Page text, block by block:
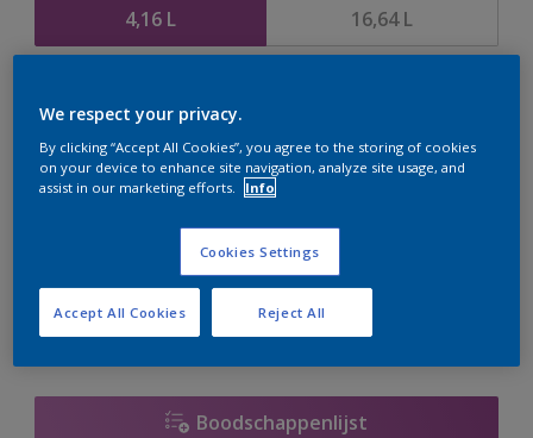
4,16 L 16,64 L
te bestellen. Houd de website in de gaten, we werken
er hard aan om de voorraad aan te vullen.
Boodschappenlijst
We respect your privacy.
By clicking “Accept All Cookies”, you agree to the storing of cookies
on your device to enhance site navigation, analyze site usage, and
assist in our marketing efforts.
Info
Cookies Settings
Reject All
Accept All Cookies